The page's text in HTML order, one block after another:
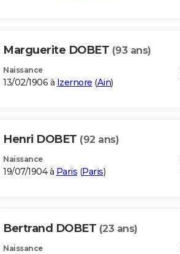
Marguerite DOBET (93 ans)
Naissance
13/02/1906 à Izernore (Ain)
Henri DOBET (92 ans)
Naissance
19/07/1904 à Paris (Paris)
Bertrand DOBET (23 ans)
Naissance